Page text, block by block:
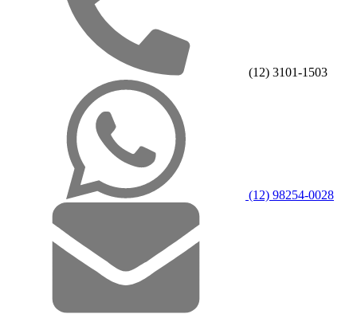
(12) 3101-1503
(12) 98254-0028